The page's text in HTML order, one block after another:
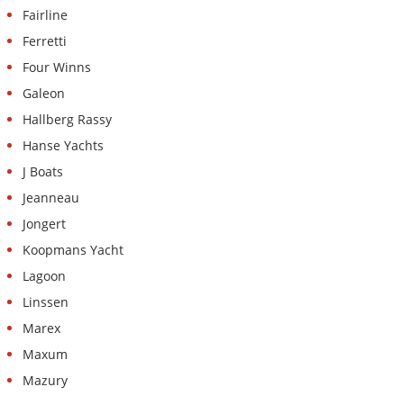
Fairline
Ferretti
Four Winns
Galeon
Hallberg Rassy
Hanse Yachts
J Boats
Jeanneau
Jongert
Koopmans Yacht
Lagoon
Linssen
Marex
Maxum
Mazury